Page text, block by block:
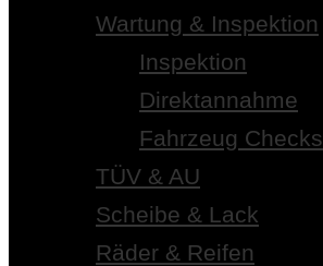
Wartung & Inspektion
Inspektion
Direktannahme
Fahrzeug Checks
TÜV & AU
Scheibe & Lack
Räder & Reifen